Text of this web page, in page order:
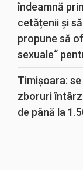
îndeamnă
cetățenii și
propune să
sexuale“
Timișoara:
zboruri
de până la